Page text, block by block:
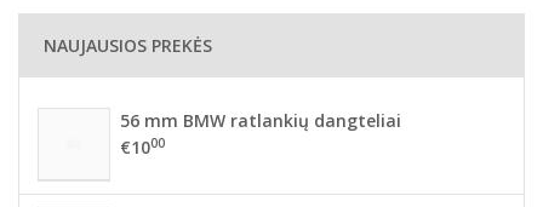
NAUJAUSIOS PREKĖS
56 mm BMW ratlankių dangteliai
€1000